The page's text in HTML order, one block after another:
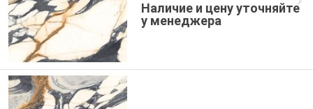
Наличие и цену уточняйте
у менеджера